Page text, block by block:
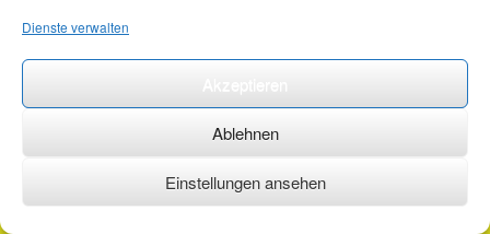
Dienste verwalten
Ablehnen
Einstellungen ansehen
©2026 ·erstehilfekurs-mauch.de ·AGB ·Datenschutzerklärung ·Impressum ·